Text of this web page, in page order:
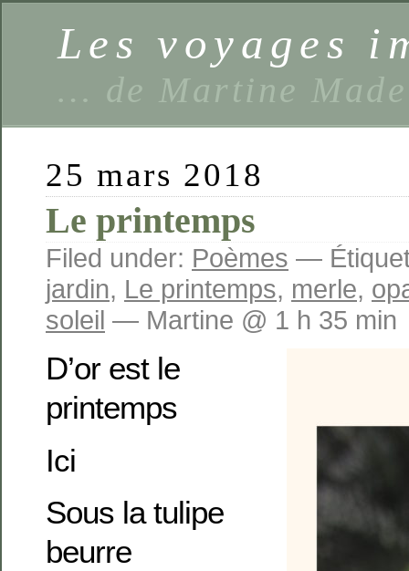
Les voyages
… de Martine
25 mars 2018
Le printemps
Filed under: Poèmes —
jardin, Le printemps, merle,
soleil — Martine @ 1 h 35 min
D’or est le
printemps
Ici
Sous la tulipe
beurre